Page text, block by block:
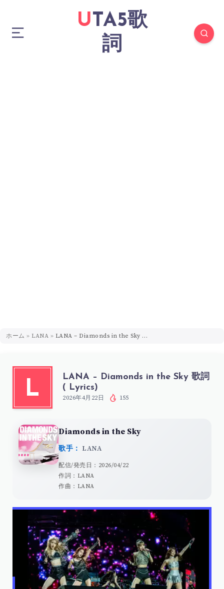
UTA5歌
詞
ホーム » LANA » LANA – Diamonds in the Sky 歌詞 ( Lyrics)
L
LANA – Diamonds in the Sky 歌詞
( Lyrics)
2026年4月22日 155
Diamonds in the Sky
歌手： LANA
配信/発売日：2026/04/22
作詞：LANA
作曲：LANA